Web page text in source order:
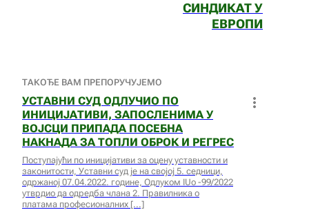
СИНДИКАТ У
ЕВРОПИ
ТАКОЂЕ ВАМ ПРЕПОРУЧУЈЕМО
УСТАВНИ СУД ОДЛУЧИО ПО
ИНИЦИЈАТИВИ, ЗАПОСЛЕНИМА У
ВОЈСЦИ ПРИПАДА ПОСЕБНА
НАКНАДА ЗА ТОПЛИ ОБРОК И РЕГРЕС
Поступајући по иницијативи за оцену уставности и
законитости, Уставни суд је на својој 5. седници,
одржаној 07.04.2022. године, Одлукoм IUo -99/2022
утврдио да одредба члана 2. Правилника о
платама професионалних